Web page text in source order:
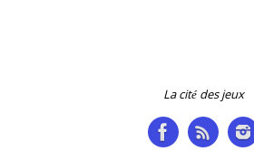
La cité des jeux